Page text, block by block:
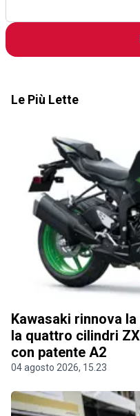
Le Più Lette
Kawasaki rinnova
la quattro cilindri
con patente A2
04 agosto 2026, 15.23